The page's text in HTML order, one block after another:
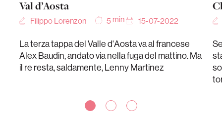
Val d’Aosta
Filippo Lorenzon 5 min 15-07-2022
La terza tappa del Valle d'Aosta va al francese
Alex Baudin, andato via nella fuga del mattino. Ma
il re resta, saldamente, Lenny Martinez